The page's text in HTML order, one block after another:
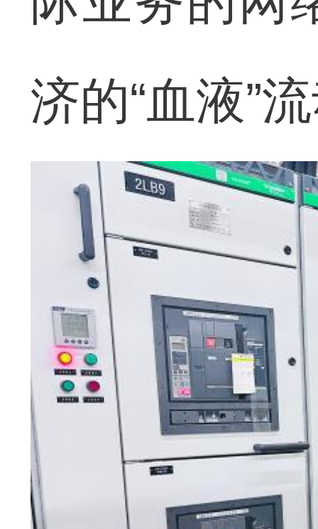
济的“血液”